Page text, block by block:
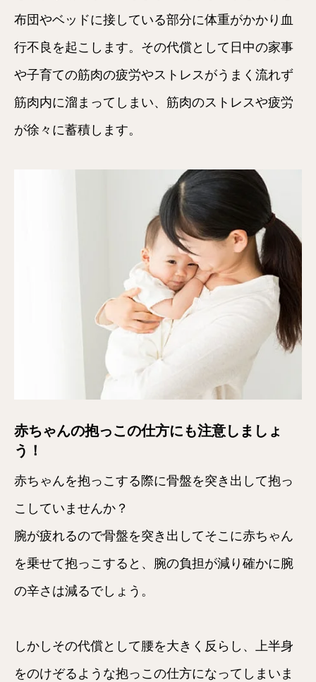
布団やベッドに接している部分に体重がかかり血
行不良を起こします。その代償として日中の家事
や子育ての筋肉の疲労やストレスがうまく流れず
筋肉内に溜まってしまい、筋肉のストレスや疲労
が徐々に蓄積します。
赤ちゃんの抱っこの仕方にも注意しましょ
う！
赤ちゃんを抱っこする際に骨盤を突き出して抱っ
こしていませんか？
腕が疲れるので骨盤を突き出してそこに赤ちゃん
を乗せて抱っこすると、腕の負担が減り確かに腕
の辛さは減るでしょう。
しかしその代償として腰を大きく反らし、上半身
をのけぞるような抱っこの仕方になってしまいま